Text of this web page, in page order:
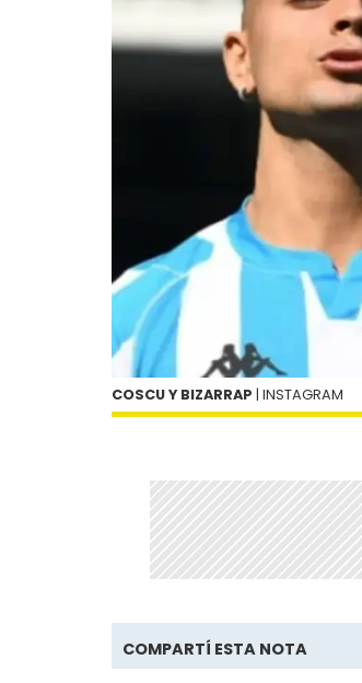
COSCU Y BIZARRAP | INSTAGRAM
COMPARTÍ ESTA NOTA